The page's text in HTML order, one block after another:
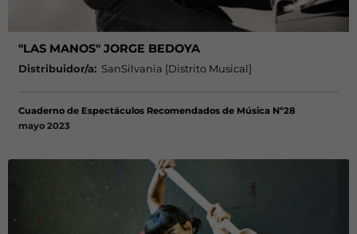
"LAS MANOS" JORGE BEDOYA
Distribuidor/a: SanSilvania [Distrito Musical]
Cuaderno de Espectáculos Recomendados de Música Nº28
mayo 2023